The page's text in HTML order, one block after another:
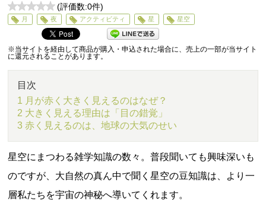
0
5
(評価数:0件)
月 夜 アクティビティ 星 星空
※当サイトを経由して商品が購入・申込された場合に、売上の一部が当サイト
に還元されることがあります。
目次
1 月が赤く大きく見えるのはなぜ？
2 大きく見える理由は「目の錯覚」
3 赤く見えるのは、地球の大気のせい
星空にまつわる雑学知識の数々。普段聞いても興味深いも
のですが、大自然の真ん中で聞く星空の豆知識は、より一
層私たちを宇宙の神秘へ導いてくれます。